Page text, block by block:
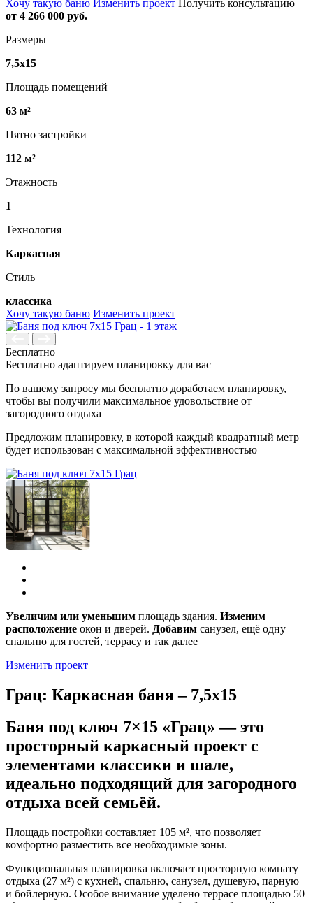
Хочу такую баню Изменить проект Получить консультацию
от 4 266 000 руб.
Размеры
7,5х15
Площадь помещений
63 м²
Пятно застройки
112 м²
Этажность
1
Технология
Каркасная
Стиль
классика
Хочу такую баню Изменить проект
Бесплатно
Бесплатно адаптируем планировку для вас
По вашему запросу мы бесплатно доработаем планировку,
чтобы вы получили максимальное удовольствие от
загородного отдыха
Предложим планировку, в которой каждый квадратный метр
будет использован с максимальной эффективностью
Увеличим или уменьшим площадь здания. Изменим
расположение окон и дверей. Добавим санузел, ещё одну
спальню для гостей, террасу и так далее
Изменить проект
Грац: Каркасная баня – 7,5х15
Баня под ключ 7×15 «Грац» — это
просторный каркасный проект с
элементами классики и шале,
идеально подходящий для загородного
отдыха всей семьёй.
Площадь постройки составляет 105 м², что позволяет
комфортно разместить все необходимые зоны.
Функциональная планировка включает просторную комнату
отдыха (27 м²) с кухней, спальню, санузел, душевую, парную
и бойлерную. Особое внимание уделено террасе площадью 50